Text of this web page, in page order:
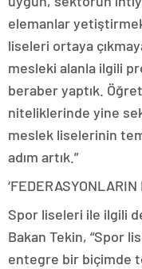
elemanlar
liseleri ortaya
mesleki alanla ilgili
beraber yaptık.
niteliklerinde yine
meslek liselerinin
adım artık.”
Spor liseleri ile ilgili
Bakan Tekin, “Spor
entegre bir biçimde